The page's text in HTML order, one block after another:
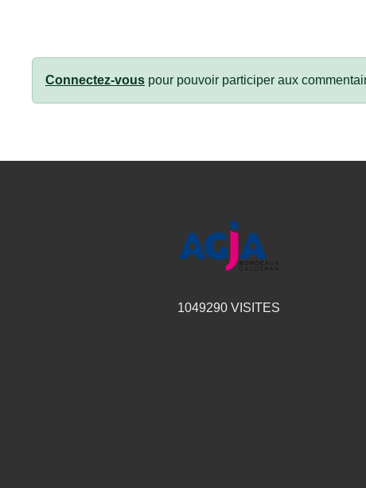
Connectez-vous pour pouvoir participer aux
1049290VISITES